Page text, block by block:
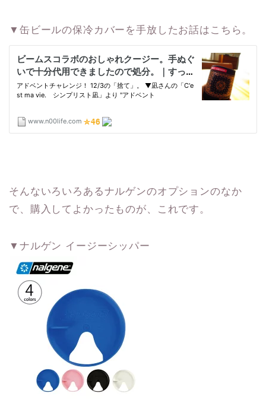
▼缶ビールの保冷カバーを手放したお話はこちら。
そんないろいろあるナルゲンのオプションのなか
で、購入してよかったものが、これです。
▼ナルゲン イージーシッパー